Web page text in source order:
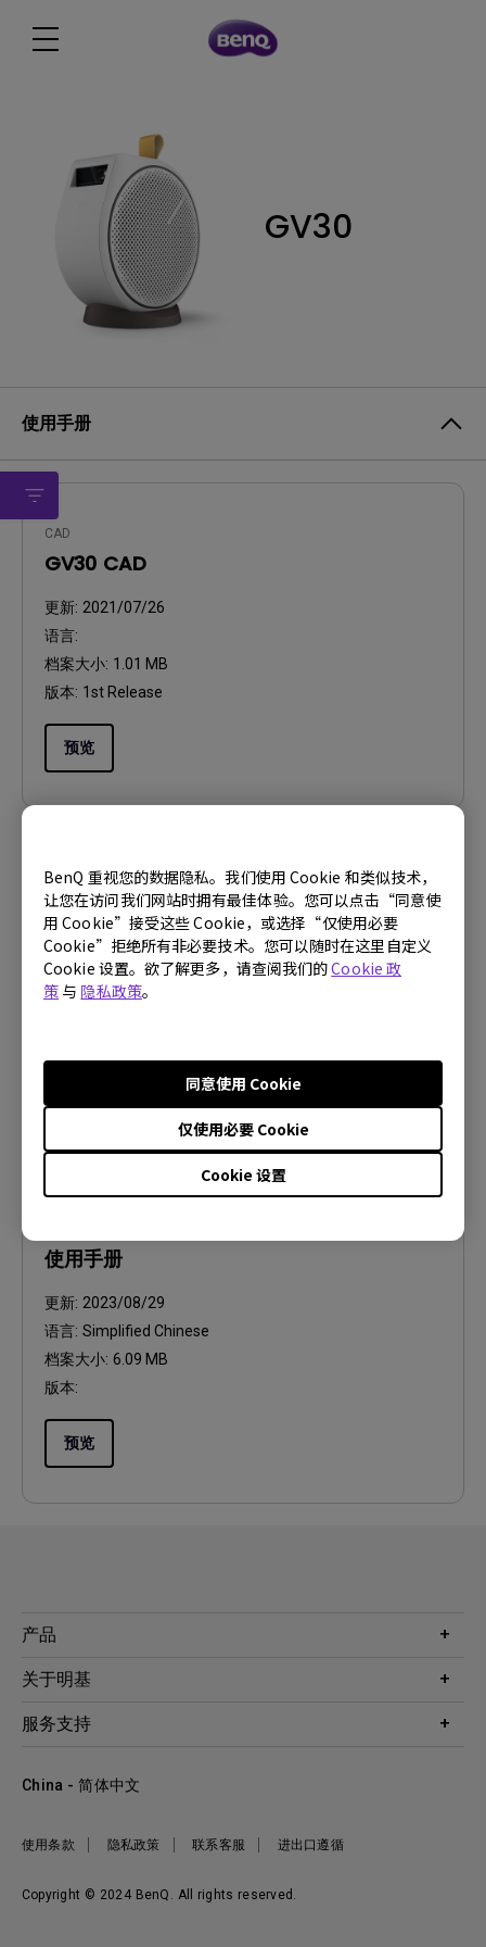
BenQ 重视您的数据隐私。我们使用 Cookie 和类似技术，
让您在访问我们网站时拥有最佳体验。您可以点击“同意使
用 Cookie”接受这些 Cookie，或选择“仅使用必要
Cookie”拒绝所有非必要技术。您可以随时在这里自定义
Cookie 设置。欲了解更多，请查阅我们的Cookie 政
策 与 隐私政策。
Cookie 设置
仅使用必要 Cookie
同意使用 Cookie
GV30
使用手册
CAD
GV30 CAD
更新: 2021/07/26
语言:
档案大小: 1.01 MB
版本: 1st Release
预览
使用手册
快速入门指南
更新:2022/06/14
语言:Simplified Chinese
使用手册
更新: 2023/08/29
语言: Simplified Chinese
档案大小: 6.09 MB
版本:
预览
产品
投影机
WiT智能灯
关于明基
公司简介
企业社会责任
服务支持
档案下载与常见问题
Copyright © 2024 BenQ. All rights reserved.
使用条款 隐私政策 联系客服 进出口遵循
China - 简体中文